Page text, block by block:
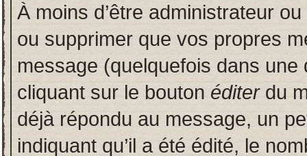
À moins d’être administrateur
ou supprimer que vos propres
message (quelquefois dans
cliquant sur le bouton éditerdu
déjà répondu au message, un
indiquant qu’il a été édité, le